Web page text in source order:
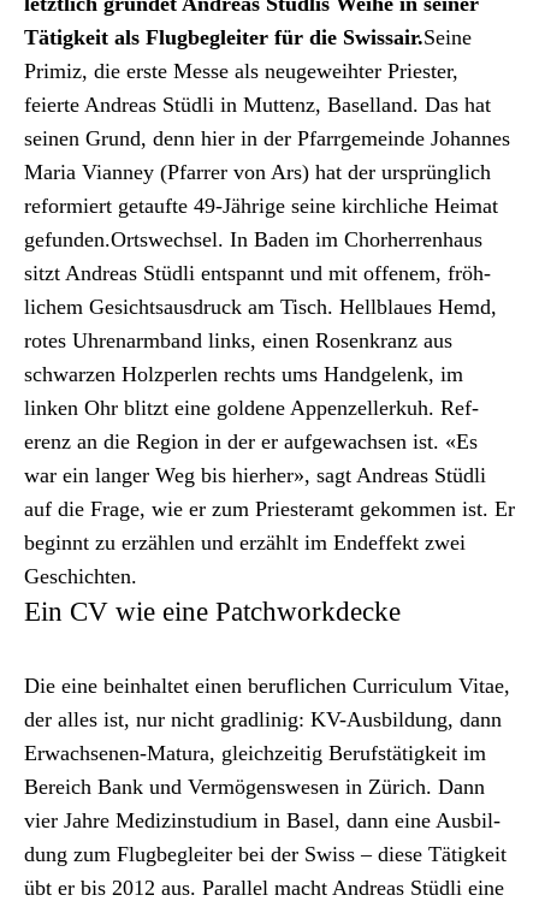
ePaper
aktuelle Ausgabe
Suchen
Tätigkeit als Flug­be­gleit­er für die Swis­sair.Seine
Prim­iz, die erste Messe als neugewei­hter Priester,
feierte Andreas Stüdli in Mut­tenz, Basel­land. Das hat
seinen Grund, denn hier in der Pfar­rge­meinde Johannes
Maria Vian­ney (Pfar­rer von Ars) hat der ursprünglich
reformiert getaufte 49-Jährige seine kirch­liche Heimat
gefun­den.Ortswech­sel. In Baden im Chorher­ren­haus
sitzt Andreas Stüdli entspan­nt und mit offen­em, fröh­
lichem Gesicht­saus­druck am Tisch. Hell­blaues Hemd,
rotes Uhre­n­arm­band links, einen Rosenkranz aus
schwarzen Holzperlen rechts ums Handge­lenk, im
linken Ohr blitzt eine gold­ene Appen­zellerkuh. Ref­
erenz an die Region in der er aufgewach­sen ist. «Es
war ein langer Weg bis hier­her», sagt Andreas Stüdli
auf die Frage, wie er zum Priester­amt gekom­men ist. Er
begin­nt zu erzählen und erzählt im End­ef­fekt zwei
Geschicht­en.
Ein CV wie eine Patchworkdecke
Die eine bein­hal­tet einen beru­flichen Cur­ricu­lum Vitae,
der alles ist, nur nicht gradlin­ig: KV-Aus­bil­dung, dann
Erwach­se­nen-Matu­ra, gle­ichzeit­ig Beruf­stätigkeit im
Bere­ich Bank und Ver­mö­genswe­sen in Zürich. Dann
vier Jahre Medi­zin­studi­um in Basel, dann eine Aus­bil­
dung zum Flug­be­gleit­er bei der Swiss – diese Tätigkeit
übt er bis 2012 aus. Par­al­lel macht Andreas Stüdli eine